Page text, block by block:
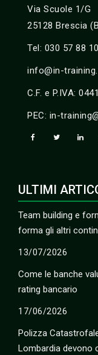
Via Scuole 1/G
25128 Brescia
Tel: 030 57 88
info@in-
C.F. e P.IVA:
PEC: in-
ULTIMI
Team building e
forma gli altri
13/07/2026
Come le banche
rating bancario
17/06/2026
Polizza
Lombardia devono